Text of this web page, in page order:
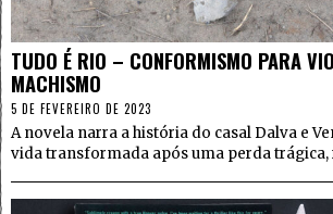
TUDO É RIO – CONFORMISMO PARA
MACHISMO
5 DE FEVEREIRO DE 2023
A novela narra a história do casal Dalva e
vida transformada após uma perda trágica,